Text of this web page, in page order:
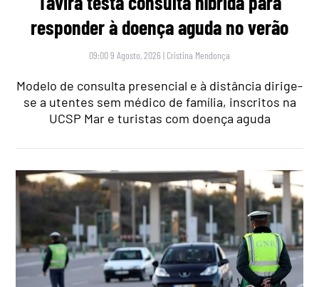
responder à doença aguda no verão
09:00 9 Agosto, 2026 | Cristina Mendonça
Modelo de consulta presencial e à distância dirige-
se a utentes sem médico de família, inscritos na
UCSP Mar e turistas com doença aguda